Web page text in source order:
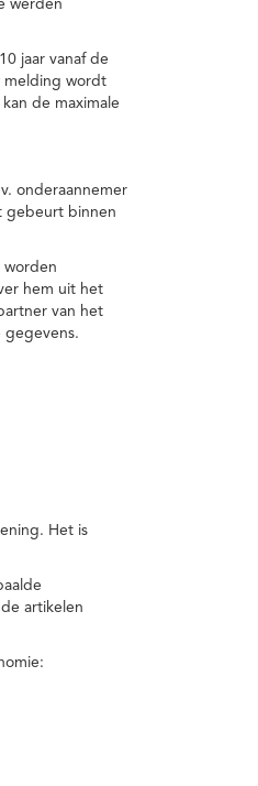
werden
jaar vanaf de
melding wordt
de maximale
onderaannemer
gebeurt binnen
worden
hem uit het
van het
gegevens.
Het is
artikelen